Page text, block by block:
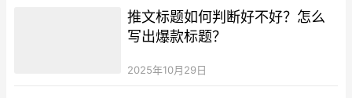
推文标题如何判断好不好？怎么
写出爆款标题？
2025年10月29日